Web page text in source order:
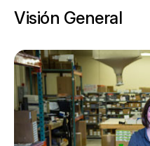
Visión General